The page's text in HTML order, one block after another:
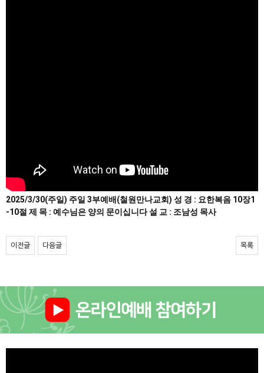
2025/3/30(주일) 주일 3부예배(철원만나교회) 성 경 : 요한복음 10장1
-10절 제 목 : 예수님은 양의 문이십니다 설 교 : 조남성 목사
이전글 다음글 목록